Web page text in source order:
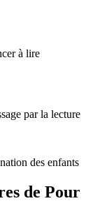
à lire
par la lecture
des enfants
de Pour